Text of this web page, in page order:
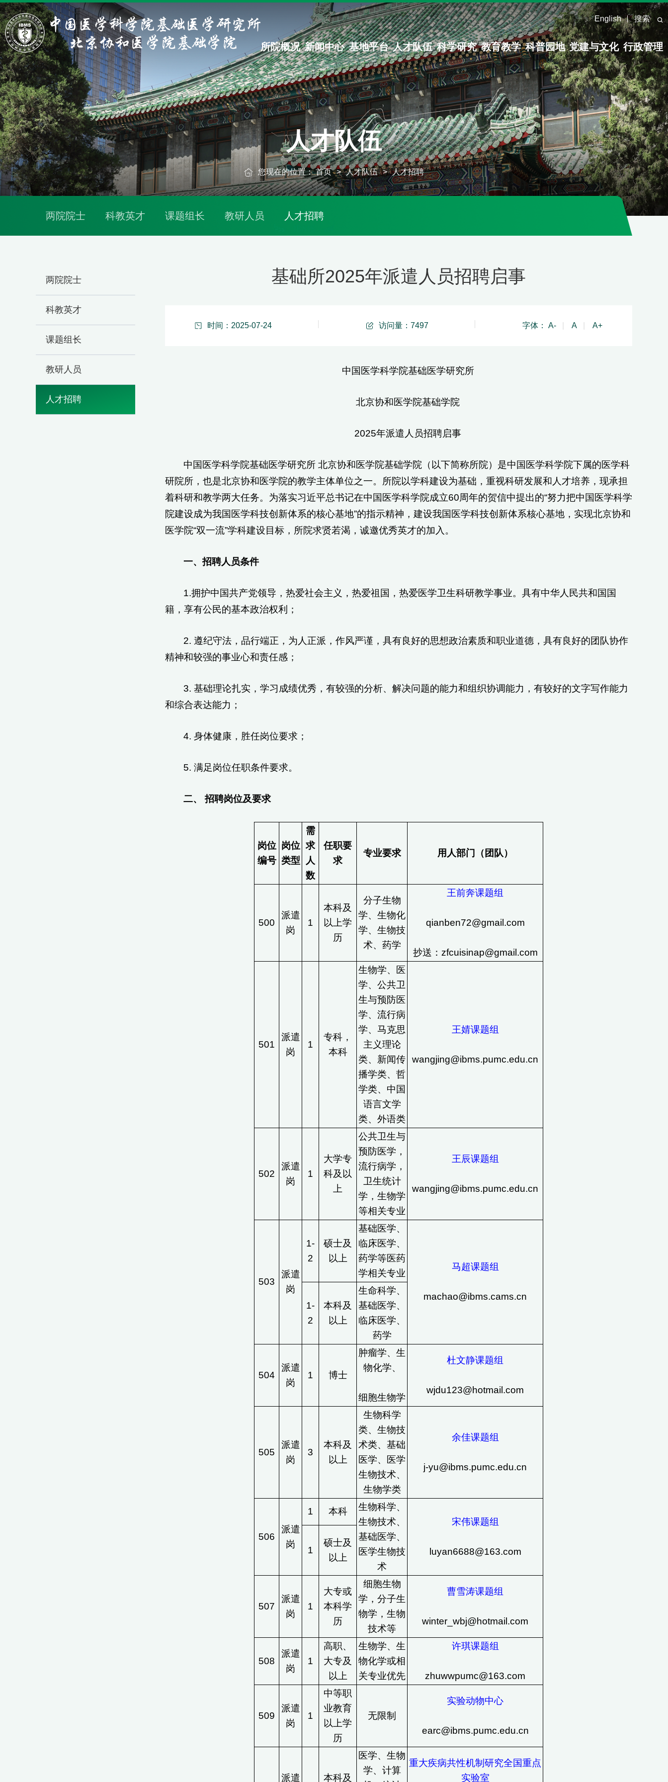
English 搜索
所院概况 新闻中心 基地平台 人才队伍 科学研究 教育教学 科普园地 党建与文化 行政管理
人才队伍
您现在的位置：首页 > 人才队伍 > 人才招聘
两院院士 科教英才 课题组长 教研人员 人才招聘
两院院士
科教英才
课题组长
教研人员
人才招聘
基础所2025年派遣人员招聘启事
时间：2025-07-24 访问量： 7497 字体： A- A A+
中国医学科学院基础医学研究所
北京协和医学院基础学院
2025年派遣人员招聘启事
中国医学科学院基础医学研究所 北京协和医学院基础学院（以下简称所院）是中国医学科学院下属的医学科
研院所，也是北京协和医学院的教学主体单位之一。所院以学科建设为基础，重视科研发展和人才培养，现承担
着科研和教学两大任务。为落实习近平总书记在中国医学科学院成立60周年的贺信中提出的“努力把中国医学科学
院建设成为我国医学科技创新体系的核心基地”的指示精神，建设我国医学科技创新体系核心基地，实现北京协和
医学院“双一流”学科建设目标，所院求贤若渴，诚邀优秀英才的加入。
一、招聘人员条件
1.拥护中国共产党领导，热爱社会主义，热爱祖国，热爱医学卫生科研教学事业。具有中华人民共和国国
籍，享有公民的基本政治权利；
2. 遵纪守法，品行端正，为人正派，作风严谨，具有良好的思想政治素质和职业道德，具有良好的团队协作
精神和较强的事业心和责任感；
3. 基础理论扎实，学习成绩优秀，有较强的分析、解决问题的能力和组织协调能力，有较好的文字写作能力
和综合表达能力；
4. 身体健康，胜任岗位要求；
5. 满足岗位任职条件要求。
二、 招聘岗位及要求
岗位
编号
岗位
类型
需
求
人
数
任职要
求
专业要求 用人部门（团队）
500
派遣
岗
1
本科及
以上学
历
分子生物
学、生物化
学、生物技
术、药学
王前奔课题组
qianben72@gmail.com
抄送：zfcuisinap@gmail.com
501
派遣
岗
1
专科，
本科
生物学、医
学、公共卫
生与预防医
学、流行病
学、马克思
主义理论
类、新闻传
播学类、哲
学类、中国
语言文学
类、外语类
王婧课题组
wangjing@ibms.pumc.edu.cn
502
派遣
岗
1
大学专
科及以
上
公共卫生与
预防医学，
流行病学，
卫生统计
学，生物学
等相关专业
王辰课题组
wangjing@ibms.pumc.edu.cn
503
派遣
岗
1-
2
硕士及
以上
基础医学、
临床医学、
药学等医药
学相关专业
马超课题组
machao@ibms.cams.cn
1-
2
本科及
以上
生命科学、
基础医学、
临床医学、
药学
504
派遣
岗
1 博士
肿瘤学、生
物化学、
细胞生物学
杜文静课题组
wjdu123@hotmail.com
505
派遣
岗
3
本科及
以上
生物科学
类、生物技
术类、基础
医学、医学
生物技术、
生物学类
余佳课题组
j-yu@ibms.pumc.edu.cn
506
派遣
岗
1 本科
生物科学、
生物技术、
基础医学、
医学生物技
术
宋伟课题组
luyan6688@163.com
1
硕士及
以上
507
派遣
岗
1
大专或
本科学
历
细胞生物
学，分子生
物学，生物
技术等
曹雪涛课题组
winter_wbj@hotmail.com
508
派遣
岗
1
高职、
大专及
以上
生物学、生
物化学或相
关专业优先
许琪课题组
zhuwwpumc@163.com
509
派遣
岗
1
中等职
业教育
以上学
历
无限制
实验动物中心
earc@ibms.pumc.edu.cn
派遣 本科及
医学、生物
学、计算
重大疾病共性机制研究全国重点
实验室